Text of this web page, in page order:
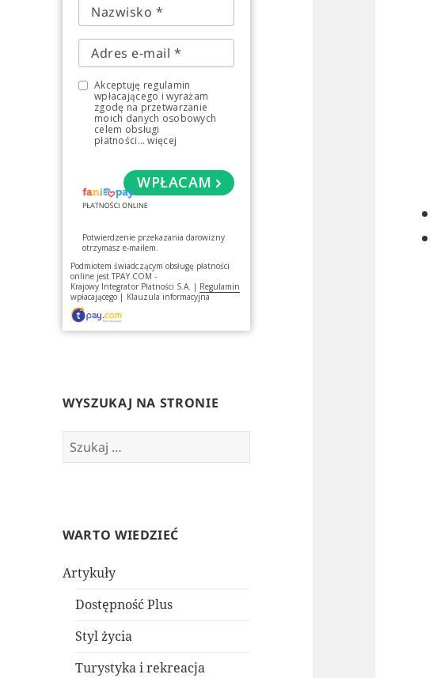
Akceptuję regulamin
wpłacającego i wyrażam
zgodę na przetwarzanie
moich danych osobowych
celem obsługi
płatności... więcej
WPŁACAM
Potwierdzenie przekazania darowizny
otrzymasz e-mailem.
Podmiotem świadczącym obsługę płatności
online jestTPAY.COM -
Krajowy Integrator Płatności S.A. | Regulamin
wpłacającego | Klauzula informacyjna
WYSZUKAJ NA STRONIE
Szukaj:
WARTO WIEDZIEĆ
Artykuły
Dostępność Plus
Styl życia
Turystyka i rekreacja